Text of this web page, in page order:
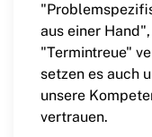
aus einer
"Termintreue"
setzen es auch
unsere
vertrauen.